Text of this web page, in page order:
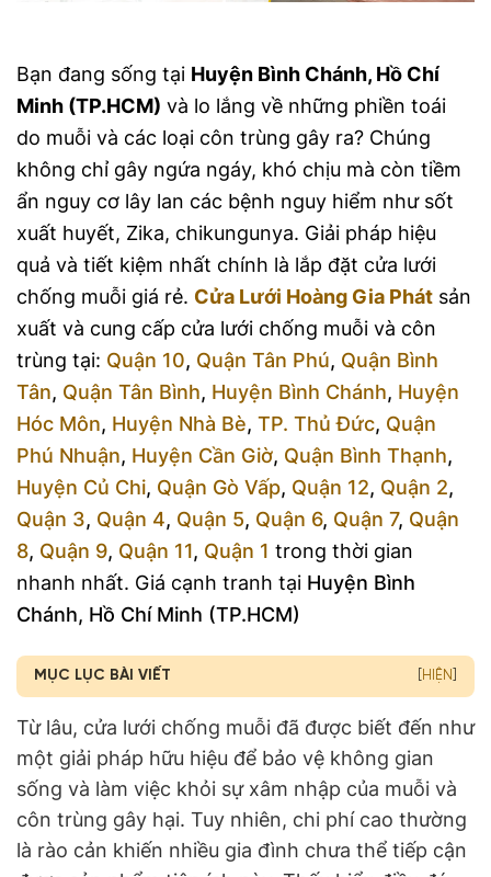
Bạn đang sống tại Huyện Bình Chánh, Hồ Chí
Minh (TP.HCM) và lo lắng về những phiền toái
do muỗi và các loại côn trùng gây ra? Chúng
không chỉ gây ngứa ngáy, khó chịu mà còn tiềm
ẩn nguy cơ lây lan các bệnh nguy hiểm như sốt
xuất huyết, Zika, chikungunya. Giải pháp hiệu
quả và tiết kiệm nhất chính là lắp đặt cửa lưới
chống muỗi giá rẻ. Cửa Lưới Hoàng Gia Phát sản
xuất và cung cấp cửa lưới chống muỗi và côn
trùng tại: Quận 10, Quận Tân Phú, Quận Bình
Tân, Quận Tân Bình, Huyện Bình Chánh, Huyện
Hóc Môn, Huyện Nhà Bè, TP. Thủ Đức, Quận
Phú Nhuận, Huyện Cần Giờ, Quận Bình Thạnh,
Huyện Củ Chi, Quận Gò Vấp, Quận 12, Quận 2,
Quận 3, Quận 4, Quận 5, Quận 6, Quận 7, Quận
8, Quận 9, Quận 11, Quận 1 trong thời gian
nhanh nhất. Giá cạnh tranh tại Huyện Bình
Chánh, Hồ Chí Minh (TP.HCM)
MỤC LỤC BÀI VIẾT HIỆN
Từ lâu, cửa lưới chống muỗi đã được biết đến như
một giải pháp hữu hiệu để bảo vệ không gian
sống và làm việc khỏi sự xâm nhập của muỗi và
côn trùng gây hại. Tuy nhiên, chi phí cao thường
là rào cản khiến nhiều gia đình chưa thể tiếp cận